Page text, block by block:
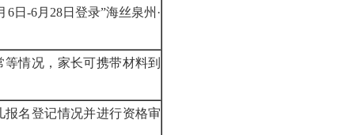
日-6月28日登录”海丝泉州·
情况，家长可携带材料到
名登记情况并进行资格审